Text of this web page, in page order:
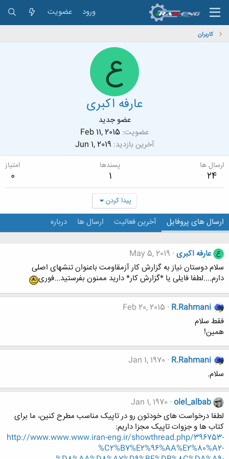
ورود عضویت
کاربران
ع
عارفه اکبری
عضو جدید
عضویت Feb 11, 2015
آخرین بازدید Jun 1, 2019
ارسال ها
24
پسندها
1
امتیاز
0
پیدا کردن
ارسال های پروفایل آخرین فعالیت ارسال ها درباره
ع عارفه اکبری May 5, 2019
سلام دوستان نیاز به گزارش کار آزمقاومت باعنوان تنشهای اصلی
دارم....لطفا فایلی یا *گزارش کار* دارید ممنون بفرستید...فوری
R.Rahmani
Feb 20, 2015
فقط سلام
همین!
R.Rahmani
Jan 1, 1970
سلام.
olel_albab
Jan 1, 1970
لطفا درخواست های خودتون رو در تاپیک مناسب مطرح کنین، ما برای
کتاب ها و جزوات تاپیک مجزا داریم:
http://www.www.www.iran-eng.ir/showthread.php/396753-
%C2%B7%E2%96%AA%E2%80%A2-